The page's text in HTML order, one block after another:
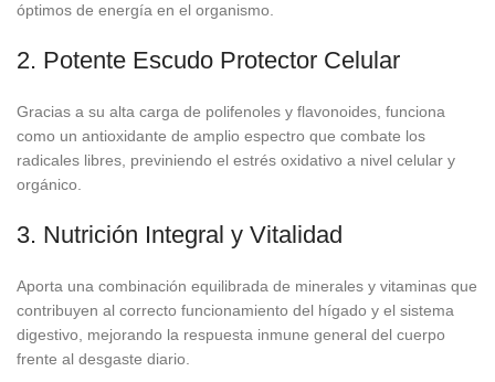
óptimos de energía en el organismo.
2. Potente Escudo Protector Celular
Gracias a su alta carga de polifenoles y flavonoides, funciona
como un antioxidante de amplio espectro que combate los
radicales libres, previniendo el estrés oxidativo a nivel celular y
orgánico.
3. Nutrición Integral y Vitalidad
Aporta una combinación equilibrada de minerales y vitaminas que
contribuyen al correcto funcionamiento del hígado y el sistema
digestivo, mejorando la respuesta inmune general del cuerpo
frente al desgaste diario.